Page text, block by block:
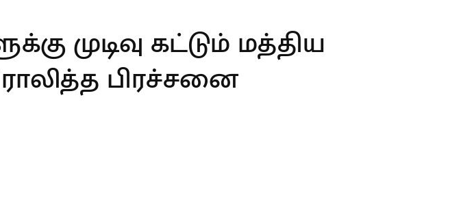
முடிவு கட்டும் மத்திய
பிரச்சனை